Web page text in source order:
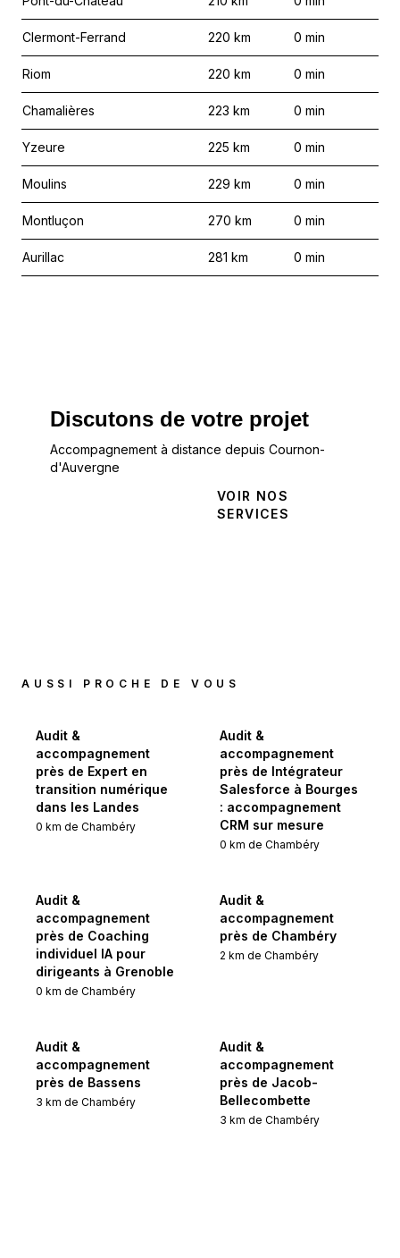
Clermont-Ferrand 220 km 0 min
Riom 220 km 0 min
Chamalières 223 km 0 min
Yzeure 225 km 0 min
Moulins 229 km 0 min
Montluçon 270 km 0 min
Aurillac 281 km 0 min
Discutons de votre projet
Accompagnement à distance depuis Cournon-
d'Auvergne
VOIR NOS
SERVICES
AUSSI PROCHE DE VOUS
Audit &
accompagnement
près de Expert en
transition numérique
dans les Landes
0 km de Chambéry
Audit &
accompagnement
près de Intégrateur
Salesforce à Bourges
: accompagnement
CRM sur mesure
0 km de Chambéry
Audit &
accompagnement
près de Coaching
individuel IA pour
dirigeants à Grenoble
0 km de Chambéry
Audit &
accompagnement
près de Chambéry
2 km de Chambéry
Audit &
accompagnement
près de Bassens
3 km de Chambéry
Audit &
accompagnement
près de Jacob-
Bellecombette
3 km de Chambéry